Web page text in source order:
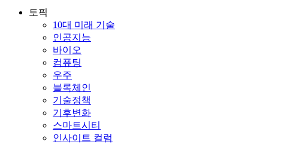
토픽
10대 미래 기술
인공지능
바이오
컴퓨팅
우주
블록체인
기술정책
기후변화
스마트시티
인사이트 컬럼